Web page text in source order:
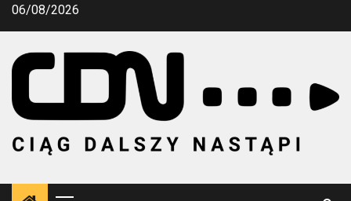
Przejdź
06/08/2026